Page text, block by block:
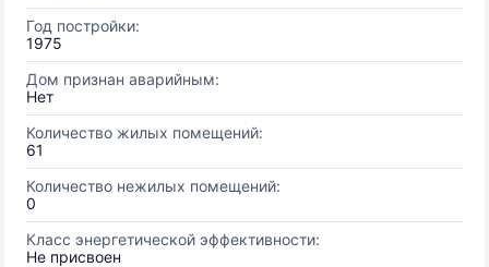
Год постройки:
1975
Дом признан аварийным:
Нет
Количество жилых помещений:
61
Количество нежилых помещений:
0
Класс энергетической эффективности:
Не присвоен